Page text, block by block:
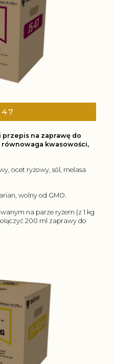
na zaprawę do
kwasowości,
ocet ryżowy, sól, melasa
wolny od GMO.
na parze ryżem (z 1 kg
200 ml zaprawy do